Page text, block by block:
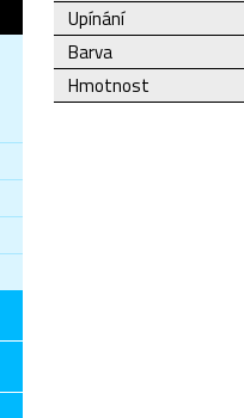
Upínání
Barva
Hmotnost